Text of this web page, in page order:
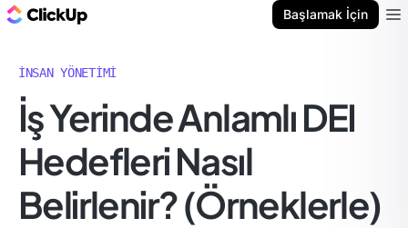
Başlamak İçin
İNSAN YÖNETIMI
İş Yerinde Anlamlı DEI
Hedefleri Nasıl
Belirlenir? (Örneklerle)